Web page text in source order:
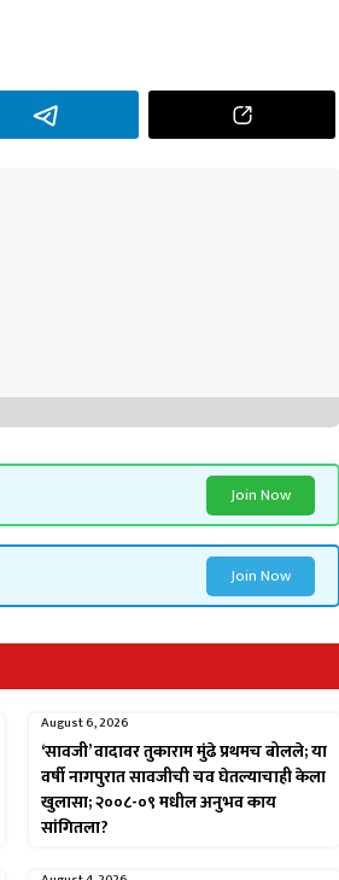
Join Now
Join Now
August 6, 2026
‘सावजी’ वादावर तुकाराम मुंढे प्रथमच बोलले; या
वर्षी नागपुरात सावजीची चव घेतल्याचाही केला
खुलासा; २००८-०९ मधील अनुभव काय
सांगितला?